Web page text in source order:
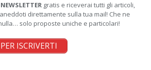
NEWSLETTER gratis e riceverai tutti gli articoli,
direttamente sulla tua mail! Che ne
solo proposte uniche e particolari!
ISCRIVERTI